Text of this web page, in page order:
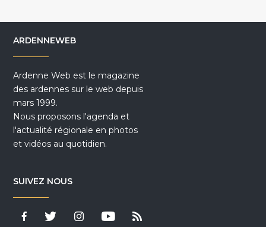
ARDENNEWEB
Ardenne Web est le magazine
des ardennes sur le web depuis
mars 1999.
Nous proposons l'agenda et
l'actualité régionale en photos
et vidéos au quotidien.
SUIVEZ NOUS